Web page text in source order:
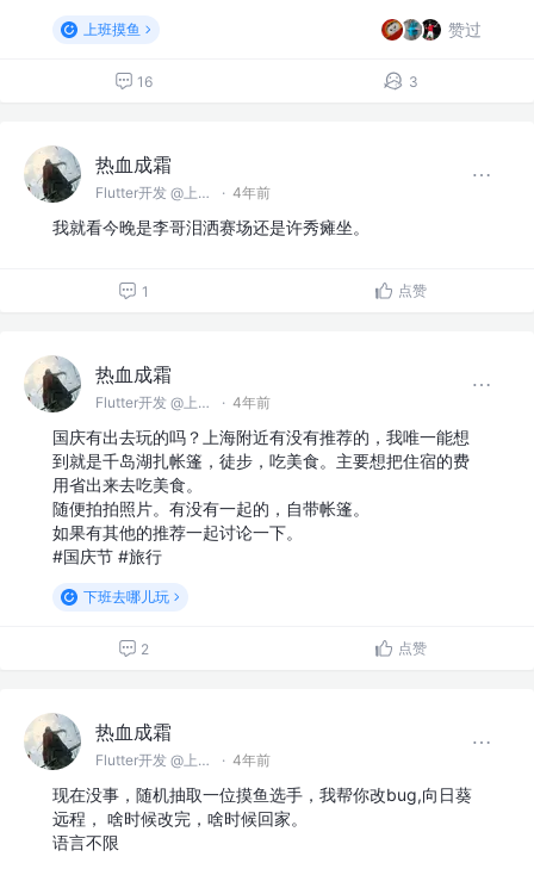
上班摸鱼 赞过
16 3
热血成霜
Flutter开发 @上海智能三稻科技有限公司 · 4年前
我就看今晚是李哥泪洒赛场还是许秀瘫坐。
1 点赞
热血成霜
Flutter开发 @上海智能三稻科技有限公司 · 4年前
国庆有出去玩的吗？上海附近有没有推荐的，我唯一能想
到就是千岛湖扎帐篷，徒步，吃美食。主要想把住宿的费
用省出来去吃美食。
随便拍拍照片。有没有一起的，自带帐篷。
如果有其他的推荐一起讨论一下。
#国庆节 #旅行
下班去哪儿玩
2 点赞
热血成霜
Flutter开发 @上海智能三稻科技有限公司 · 4年前
现在没事，随机抽取一位摸鱼选手，我帮你改bug,向日葵
远程， 啥时候改完，啥时候回家。
语言不限